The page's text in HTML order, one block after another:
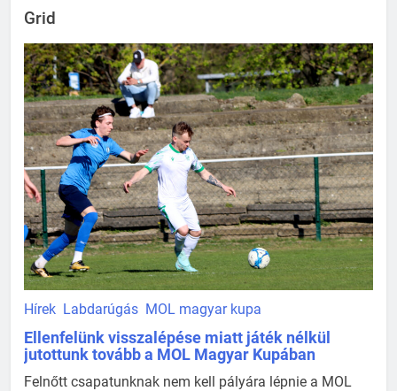
Grid
Hírek Labdarúgás MOL magyar kupa
Ellenfelünk visszalépése miatt játék nélkül
jutottunk tovább a MOL Magyar Kupában
Felnőtt csapatunknak nem kell pályára lépnie a MOL